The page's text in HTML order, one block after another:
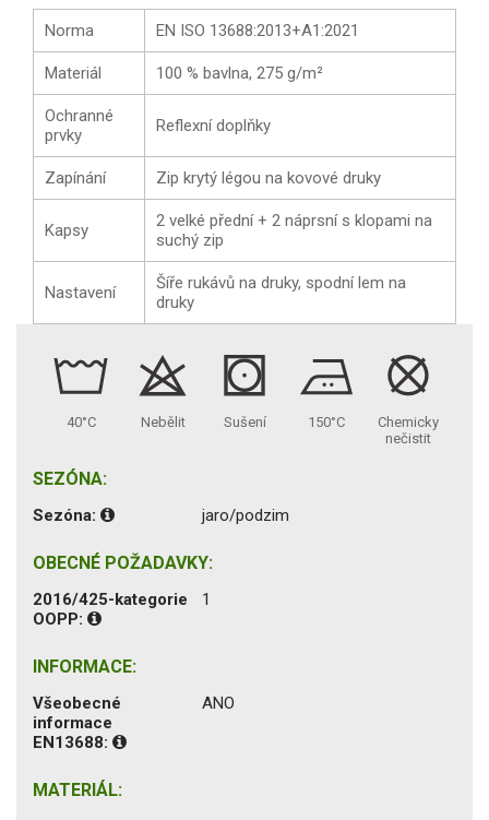
Norma EN ISO 13688:2013+A1:2021
Materiál 100 % bavlna, 275 g/m²
Ochranné
prvky
Reflexní doplňky
Zapínání Zip krytý légou na kovové druky
Kapsy
2 velké přední + 2 náprsní s klopami na
suchý zip
Nastavení
Šíře rukávů na druky, spodní lem na
druky
40°C Nebělit Sušení 150°C
Chemicky
nečistit
SEZÓNA:
Sezóna: jaro/podzim
OBECNÉ POŽADAVKY:
2016/425-kategorie
OOPP:
1
INFORMACE:
Všeobecné
informace
EN13688:
ANO
MATERIÁL: